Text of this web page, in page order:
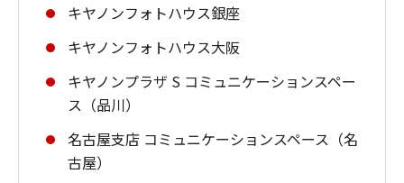
キヤノンフォトハウス銀座
キヤノンフォトハウス大阪
キヤノンプラザ S コミュニケーションスペー
ス（品川）
名古屋支店 コミュニケーションスペース（名
古屋）